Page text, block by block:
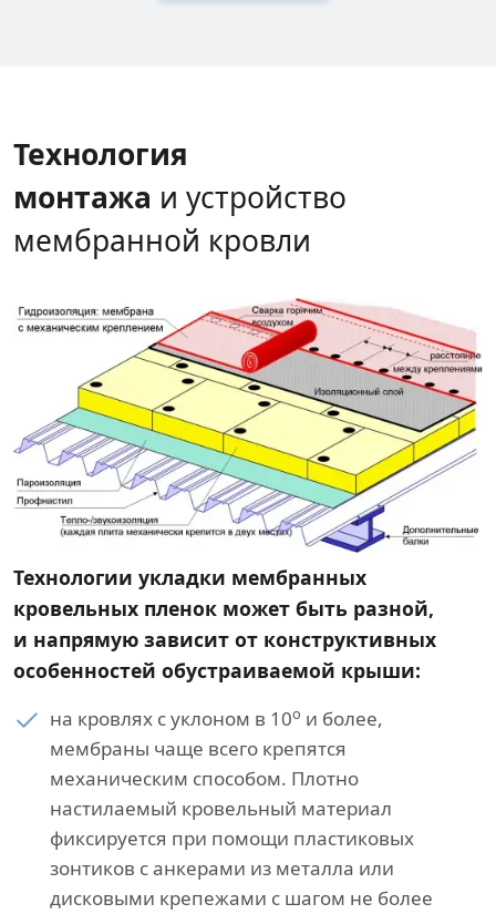
Технология
монтажа и устройство
мембранной кровли
Технологии укладки мембранных
кровельных пленок может быть разной,
и напрямую зависит от конструктивных
особенностей обустраиваемой крыши:
на кровлях с уклоном в 10о и более,
мембраны чаще всего крепятся
механическим способом. Плотно
настилаемый кровельный материал
фиксируется при помощи пластиковых
зонтиков с анкерами из металла или
дисковыми крепежами с шагом не более